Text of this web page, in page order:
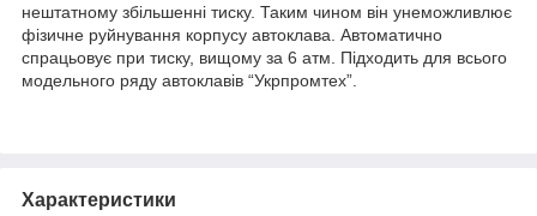
нештатному збільшенні тиску. Таким чином він унеможливлює
фізичне руйнування корпусу автоклава. Автоматично
спрацьовує при тиску, вищому за 6 атм. Підходить для всього
модельного ряду автоклавів “Укрпромтех”.
Характеристики